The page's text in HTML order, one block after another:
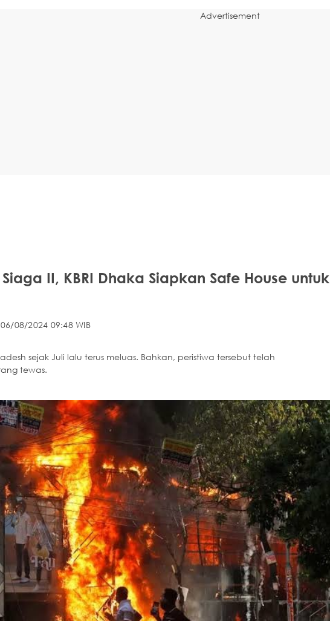
Advertisement
II, KBRI Dhaka Siapkan Safe House untuk
06/08/2024 09:48 WIB
sejak Juli lalu terus meluas. Bahkan, peristiwa tersebut telah
tewas.